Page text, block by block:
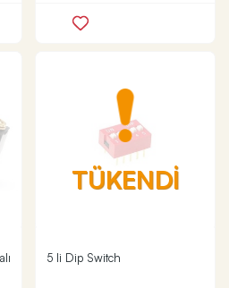
TÜKENDİ
5 li Dip Switch